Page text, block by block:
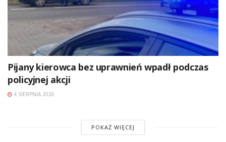
Pijany kierowca bez uprawnień wpadł podczas
policyjnej akcji
4 SIERPNIA 2026
POKAŻ WIĘCEJ